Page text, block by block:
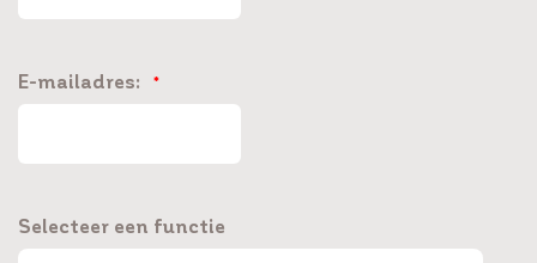
E-mailadres: *
Selecteer een functie